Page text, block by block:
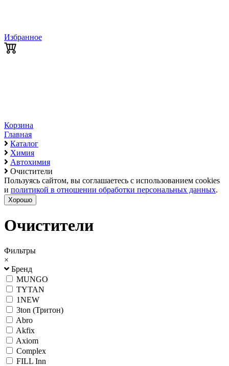
Избранное
Корзина
Главная
Каталог
Химия
Автохимия
Очистители
Пользуясь сайтом, вы соглашаетесь с использованием cookies
и политикой в отношении обработки персональных данных.
Хорошо
Очистители
Фильтры
×
Бренд
MUNGO
TYTAN
1NEW
3ton (Тритон)
Abro
Akfix
Axiom
Complex
FILL Inn